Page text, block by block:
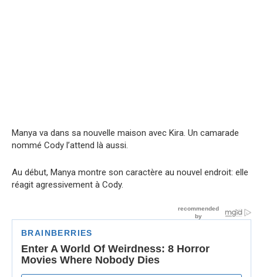
Manya va dans sa nouvelle maison avec Kira. Un camarade
nommé Cody l’attend là aussi.
Au début, Manya montre son caractère au nouvel endroit: elle
réagit agressivement à Cody.